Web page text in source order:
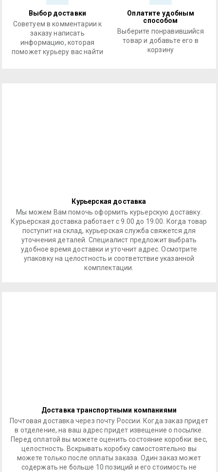
Выбор доставки
Советуем в комментарии к
заказу написать
информацию, которая
поможет курьеру вас найти
Оплатите удобным
способом
Выберите понравившийся
товар и добавьте его в
корзину
Курьерская доставка
Мы можем Вам помочь оформить курьерскую доставку.
Курьерская доставка работает с 9.00 до 19.00. Когда товар
поступит на склад, курьерская служба свяжется для
уточнения деталей. Специалист предложит выбрать
удобное время доставки и уточнит адрес. Осмотрите
упаковку на целостность и соответствие указанной
комплектации.
Доставка транспортными компаниями
Почтовая доставка через почту России. Когда заказ придет
в отделение, на ваш адрес придет извещение о посылке.
Перед оплатой вы можете оценить состояние коробки: вес,
целостность. Вскрывать коробку самостоятельно вы
можете только после оплаты заказа. Один заказ может
содержать не больше 10 позиций и его стоимость не